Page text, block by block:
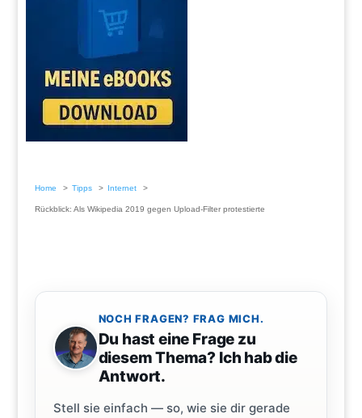
Home Tipps Internet
Rückblick: Als Wikipedia 2019 gegen Upload-Filter protestierte
NOCH FRAGEN? FRAG MICH.
Du hast eine Frage zu
diesem Thema? Ich hab die
Antwort.
Stell sie einfach — so, wie sie dir gerade